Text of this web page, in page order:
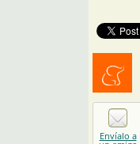
Menéalo
Envíalo a